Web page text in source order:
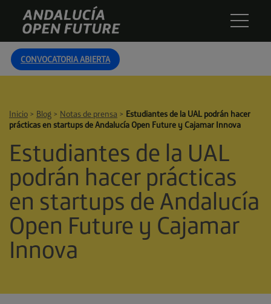
content
Andalucía
Open
Future
CONVOCATORIA ABIERTA
Inicio > Blog > Notas de prensa > Estudiantes de la UAL podrán hacer
prácticas en startups de Andalucía Open Future y Cajamar Innova
Estudiantes de la UAL
podrán hacer prácticas
en startups de Andalucía
Open Future y Cajamar
Innova